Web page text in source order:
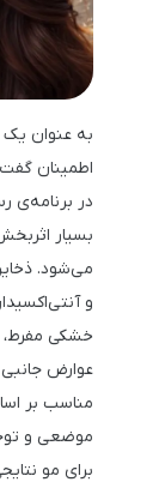
به عنوان یک
اطمینان
در برنامه‌ی
بسیار
می‌شود.
و
خشکی
عوارض
مناسب بر
موضعی و
برای مو